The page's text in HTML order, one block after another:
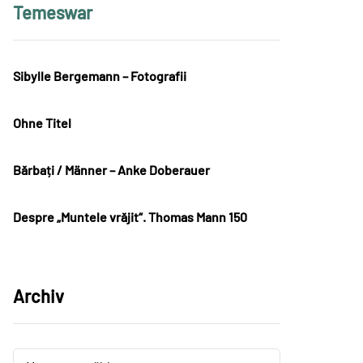
Temeswar
Sibylle Bergemann – Fotografii
Ohne Titel
Bărbați / Männer – Anke Doberauer
Despre „Muntele vrăjit“. Thomas Mann 150
Archiv
Archiv
Archiv